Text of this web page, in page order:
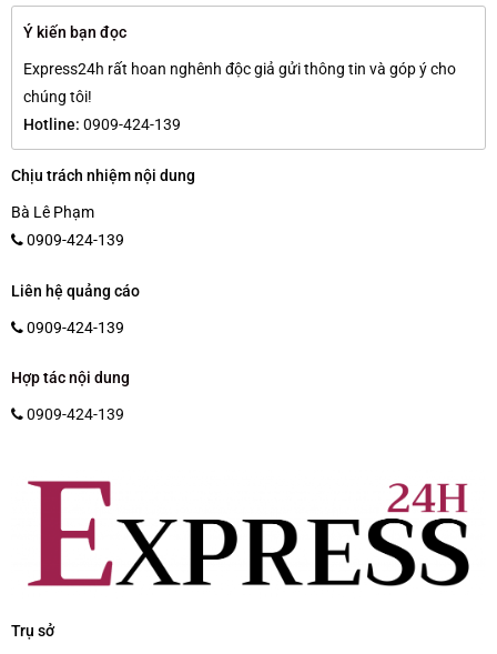
Ý kiến bạn đọc
Express24h rất hoan nghênh độc giả gửi thông tin và góp ý cho
chúng tôi!
Hotline: 0909-424-139
Chịu trách nhiệm nội dung
Bà Lê Phạm
0909-424-139
Liên hệ quảng cáo
0909-424-139
Hợp tác nội dung
0909-424-139
Trụ sở